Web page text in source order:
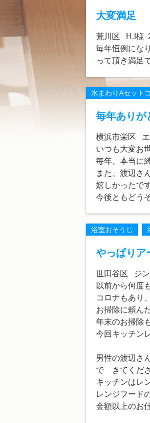
大変満足
荒川区 H.I様
毎年恒例にな
って頂き満足
水まわりAセット
毎年ありが
横浜市栄区
いつも大変お
毎年、本当に
また、渡辺さ
嬉しかったです
今後ともどう
浴室おそうじ
やっぱりア
世田谷区 ジ
以前から何度
コロナもあり
お掃除に頼ん
年末のお掃除
今回キッチン
男性の渡辺さ
で きてくださ
キッチンはレ
レンジフード
金額以上のお